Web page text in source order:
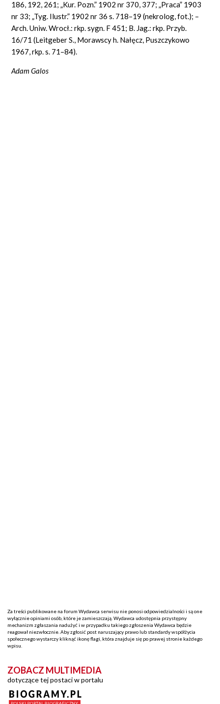
186, 192, 261; „Kur. Pozn.” 1902 nr 370, 377; „Praca” 1903
nr 33; „Tyg. Ilustr.” 1902 nr 36 s. 718–19 (nekrolog, fot.); –
Arch. Uniw. Wrocł.: rkp. sygn. F 451; B. Jag.: rkp. Przyb.
16/71 (Leitgeber S., Morawscy h. Nałęcz, Puszczykowo
1967, rkp. s. 71–84).
Adam Galos
Za treści publikowane na forum Wydawca serwisu nie ponosi odpowiedzialności i są one
wyłącznie opiniami osób, które je zamieszczają. Wydawca udostępnia przystępny
mechanizm zgłaszania nadużyć i w przypadku takiego zgłoszenia Wydawca będzie
reagował niezwłocznie. Aby zgłosić post naruszający prawo lub standardy współżycia
społecznego wystarczy kliknąć ikonę flagi, która znajduje się po prawej stronie każdego
wpisu.
ZOBACZ MULTIMEDIA
dotyczące tej postaci w portalu